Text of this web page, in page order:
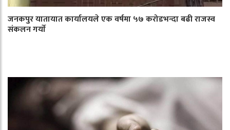
जनकपुर यातायात कार्यालयले एक वर्षमा ५७ करोडभन्दा बढी राजस्व
संकलन गर्याे